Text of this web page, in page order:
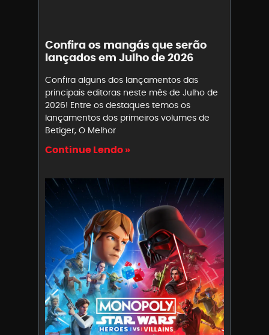
Confira os mangás que serão
lançados em Julho de 2026
Confira alguns dos lançamentos das
principais editoras neste mês de Julho de
2026! Entre os destaques temos os
lançamentos dos primeiros volumes de
Betiger, O Melhor
Continue Lendo »